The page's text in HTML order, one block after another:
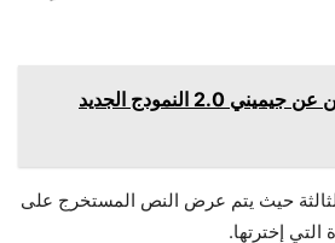
غوغل تعلن عن جيميني 2.0 النمودج الجديد
حيث يتم عرض النص المستخرج على
إخترتها.